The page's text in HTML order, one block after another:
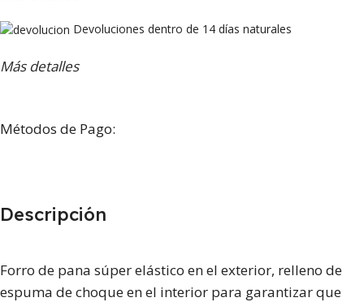
Devoluciones dentro de 14 días naturales
Más detalles
Métodos de Pago:
Descripción
Forro de pana súper elástico en el exterior, relleno de
espuma de choque en el interior para garantizar que